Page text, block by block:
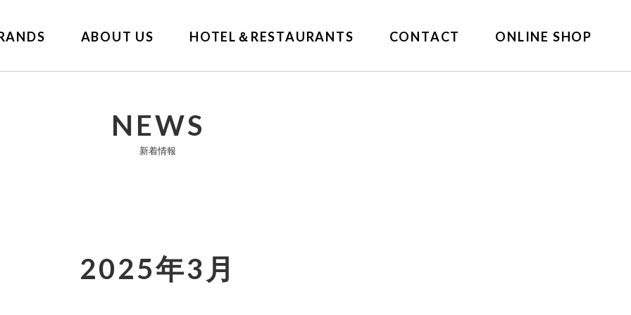
ABOUT US HOTEL＆RESTAURANTS CONTACT ONLINE SHOP
NEWS
新着情報
2025年3月